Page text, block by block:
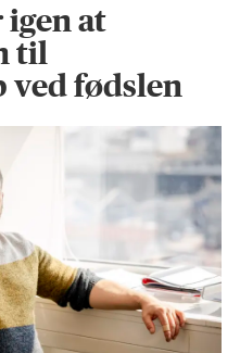
at
til
ved fødslen